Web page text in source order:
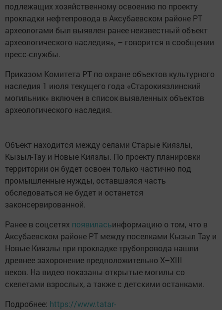
подлежащих хозяйственному освоению по проекту
прокладки нефтепровода в Аксубаевском районе РТ
археологами был выявлен ранее неизвестный объект
археологического наследия», – говорится в сообщении
пресс-службы.
Приказом Комитета РТ по охране объектов культурного
наследия 1 июля текущего года «Старокиязлинский
могильник» включен в список выявленных объектов
археологического наследия.
Объект находится между селами Старые Киязлы,
Кызыл-Тау и Новые Киязлы. По проекту планировки
территории он будет освоен только частично под
промышленные нужды, оставшаяся часть
обследоваться не будет и останется
законсервированной.
Ранее в соцсетях появиласьинформацию о том, что в
Аксубаевском районе РТ между поселками Кызыл Тау и
Новые Киязлы при прокладке трубопровода нашли
древнее захоронение предположительно X–XIII
веков. На видео показаны открытые могилы со
скелетами взрослых, а также с детскими останками.
Подробнее: https://www.tatar-